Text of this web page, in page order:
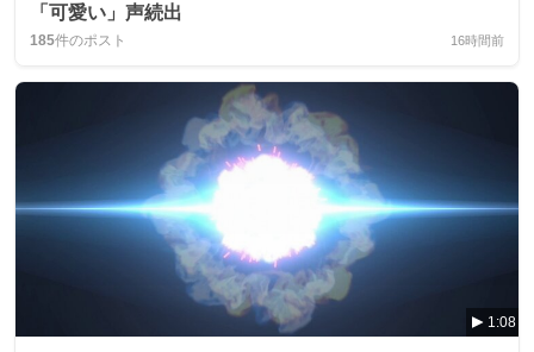
「可愛い」声続出
185件のポスト 16時間前
1:08